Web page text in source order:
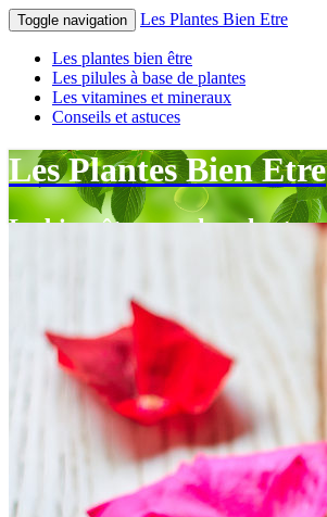
Toggle navigation Les Plantes Bien Etre
Les plantes bien être
Les pilules à base de plantes
Les vitamines et mineraux
Conseils et astuces
Les Plantes Bien Etre
Le bien-être par les plantes